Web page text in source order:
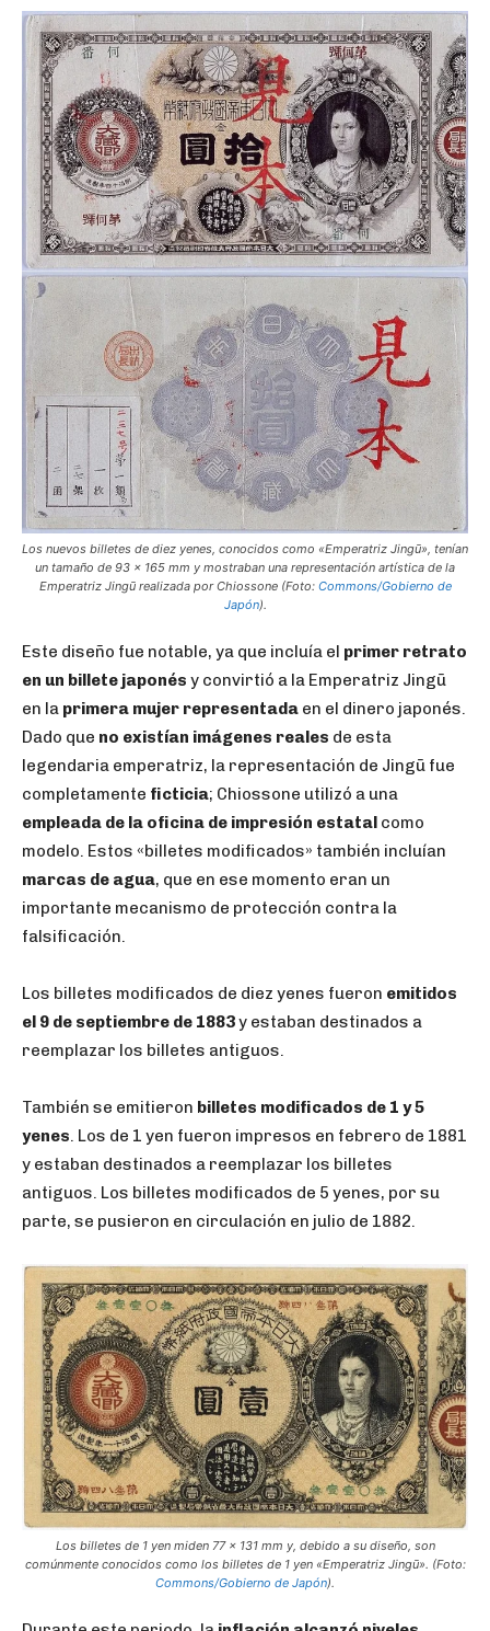
Los nuevos billetes de diez yenes, conocidos como «Emperatriz Jingū», tenían
un tamaño de 93 x 165 mm y mostraban una representación artística de la
Emperatriz Jingū realizada por Chiossone (Foto: Commons/Gobierno de
Japón).
Este diseño fue notable, ya que incluía el primer retrato
en un billete japonés y convirtió a la Emperatriz Jingū
en la primera mujer representada en el dinero japonés.
Dado que no existían imágenes reales de esta
legendaria emperatriz, la representación de Jingū fue
completamente ficticia; Chiossone utilizó a una
empleada de la oficina de impresión estatal como
modelo. Estos «billetes modificados» también incluían
marcas de agua, que en ese momento eran un
importante mecanismo de protección contra la
falsificación.
Los billetes modificados de diez yenes fueron emitidos
el 9 de septiembre de 1883y estaban destinados a
reemplazar los billetes antiguos.
También se emitieron billetes modificados de 1 y 5
yenes. Los de 1 yen fueron impresos en febrero de 1881
y estaban destinados a reemplazar los billetes
antiguos. Los billetes modificados de 5 yenes, por su
parte, se pusieron en circulación en julio de 1882.
Los billetes de 1 yen miden 77 x 131 mm y, debido a su diseño, son
comúnmente conocidos como los billetes de 1 yen «Emperatriz Jingū». (Foto:
Commons/Gobierno de Japón).